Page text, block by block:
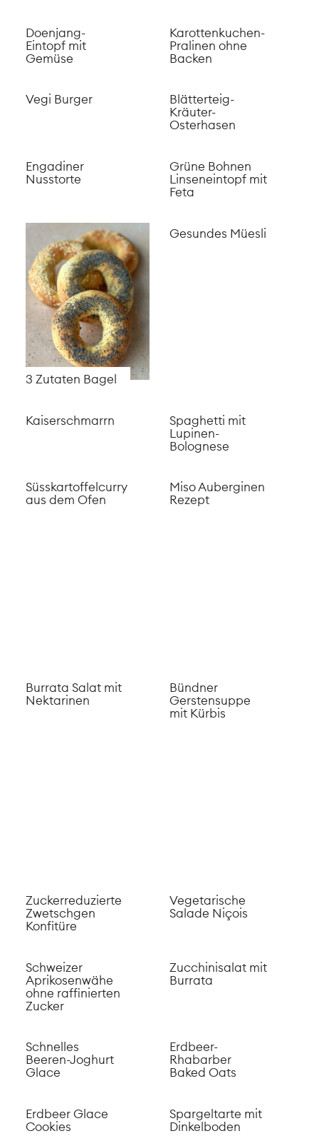
Doenjang-
Eintopf mit
Gemüse
Karottenkuchen-
Pralinen ohne
Backen
Vegi Burger
Blätterteig-
Kräuter-
Osterhasen
Engadiner
Nusstorte
Grüne Bohnen
Linseneintopf mit
Feta
3 Zutaten Bagel
Gesundes Müesli
Kaiserschmarrn
Spaghetti mit
Lupinen-
Bolognese
Süsskartoffelcurry
aus dem Ofen
Miso Auberginen
Rezept
Aprikosenwähe
ohne raffinierten
Burrata
Apfel-Zimt-
Gurkensuppe